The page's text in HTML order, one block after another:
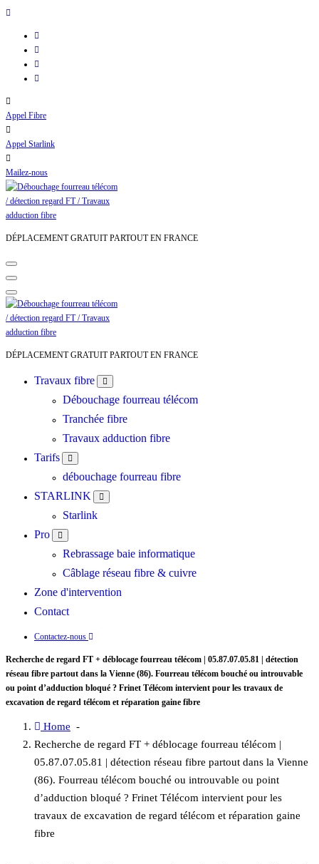
Aller
contenu
Appel Fibre
Appel Starlink
Mailez-nous
DÉPLACEMENT GRATUIT PARTOUT EN FRANCE
DÉPLACEMENT GRATUIT PARTOUT EN FRANCE
Travaux fibre
Débouchage fourreau télécom
Tranchée fibre
Travaux adduction fibre
Tarifs
débouchage fourreau fibre
STARLINK
Starlink
Pro
Rebrassage baie informatique
Câblage réseau fibre & cuivre
Zone d'intervention
Contact
Contactez-nous
Recherche de regard FT + déblocage fourreau télécom | 05.87.07.05.81 | détection
réseau fibre partout dans la Vienne (86). Fourreau télécom bouché ou introuvable
ou point d’adduction bloqué ? Frinet Télécom intervient pour les travaux de
excavation de regard télécom et réparation gaine fibre
Home -
Recherche de regard FT + déblocage fourreau télécom |
05.87.07.05.81 | détection réseau fibre partout dans la Vienne
(86). Fourreau télécom bouché ou introuvable ou point
d’adduction bloqué ? Frinet Télécom intervient pour les
travaux de excavation de regard télécom et réparation gaine
fibre